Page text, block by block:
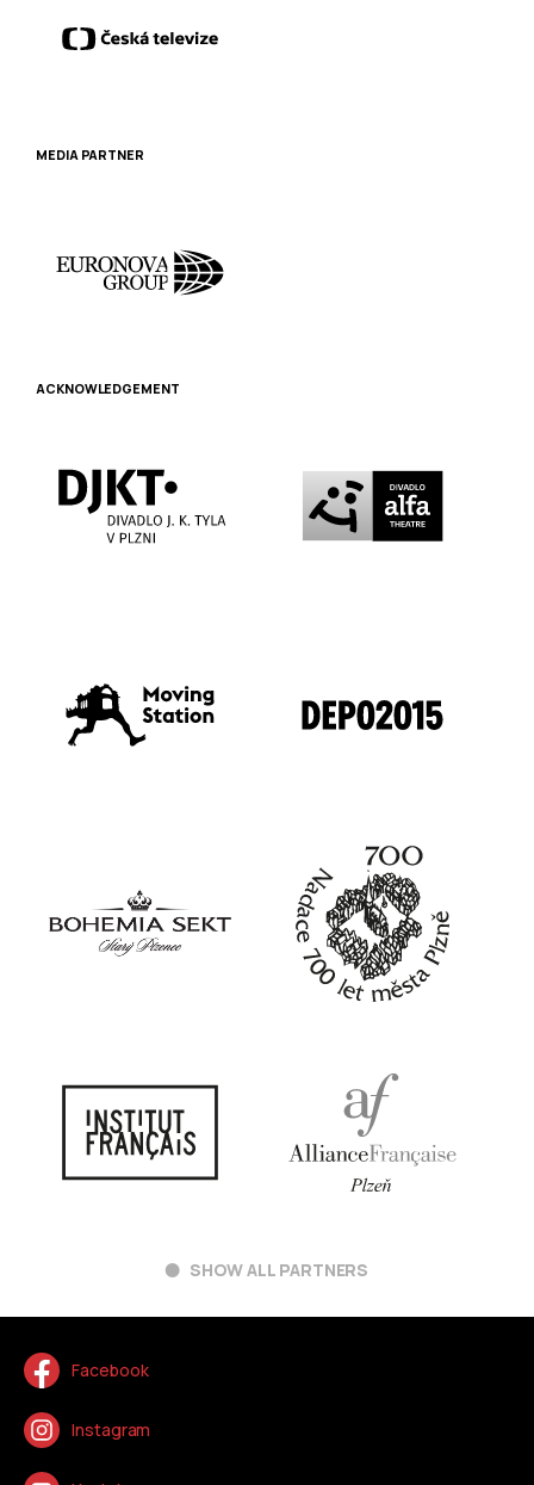
SHOW ALL PARTNERS
MEDIA PARTNER
ACKNOWLEDGEMENT
Facebook
Instagram